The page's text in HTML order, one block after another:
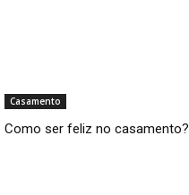
Casamento
Como ser feliz no casamento?